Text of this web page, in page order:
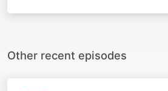
Other recent episodes